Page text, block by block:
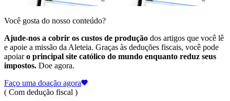
Você gosta do nosso conteúdo?
Ajude-nos a cobrir os custos de produção dos artigos que você lê
e apoie a missão da Aleteia. Graças às deduções fiscais, você pode
apoiaro principal site católico do mundo enquanto reduz seus
impostos. Doe agora.
Faço uma doação agora
( Com dedução fiscal )